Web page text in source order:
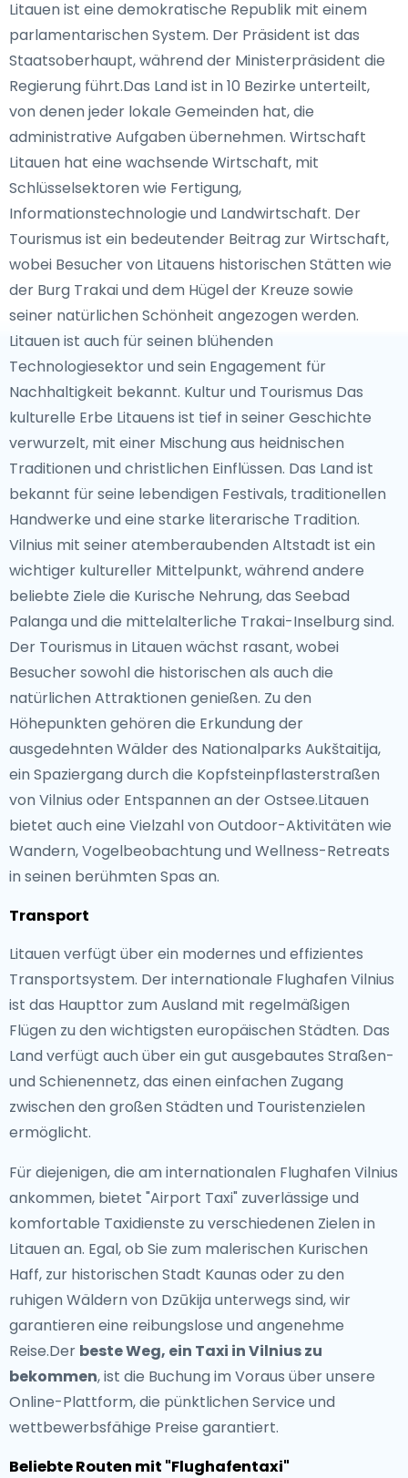
Litauen ist eine demokratische Republik mit einem
parlamentarischen System. Der Präsident ist das
Staatsoberhaupt, während der Ministerpräsident die
Regierung führt.Das Land ist in 10 Bezirke unterteilt,
von denen jeder lokale Gemeinden hat, die
administrative Aufgaben übernehmen. Wirtschaft
Litauen hat eine wachsende Wirtschaft, mit
Schlüsselsektoren wie Fertigung,
Informationstechnologie und Landwirtschaft. Der
Tourismus ist ein bedeutender Beitrag zur Wirtschaft,
wobei Besucher von Litauens historischen Stätten wie
der Burg Trakai und dem Hügel der Kreuze sowie
seiner natürlichen Schönheit angezogen werden.
Litauen ist auch für seinen blühenden
Technologiesektor und sein Engagement für
Nachhaltigkeit bekannt. Kultur und Tourismus Das
kulturelle Erbe Litauens ist tief in seiner Geschichte
verwurzelt, mit einer Mischung aus heidnischen
Traditionen und christlichen Einflüssen. Das Land ist
bekannt für seine lebendigen Festivals, traditionellen
Handwerke und eine starke literarische Tradition.
Vilnius mit seiner atemberaubenden Altstadt ist ein
wichtiger kultureller Mittelpunkt, während andere
beliebte Ziele die Kurische Nehrung, das Seebad
Palanga und die mittelalterliche Trakai-Inselburg sind.
Der Tourismus in Litauen wächst rasant, wobei
Besucher sowohl die historischen als auch die
natürlichen Attraktionen genießen. Zu den
Höhepunkten gehören die Erkundung der
ausgedehnten Wälder des Nationalparks Aukštaitija,
ein Spaziergang durch die Kopfsteinpflasterstraßen
von Vilnius oder Entspannen an der Ostsee.Litauen
bietet auch eine Vielzahl von Outdoor-Aktivitäten wie
Wandern, Vogelbeobachtung und Wellness-Retreats
in seinen berühmten Spas an.
Transport
Litauen verfügt über ein modernes und effizientes
Transportsystem. Der internationale Flughafen Vilnius
ist das Haupttor zum Ausland mit regelmäßigen
Flügen zu den wichtigsten europäischen Städten. Das
Land verfügt auch über ein gut ausgebautes Straßen-
und Schienennetz, das einen einfachen Zugang
zwischen den großen Städten und Touristenzielen
ermöglicht.
Für diejenigen, die am internationalen Flughafen Vilnius
ankommen, bietet "Airport Taxi" zuverlässige und
komfortable Taxidienste zu verschiedenen Zielen in
Litauen an. Egal, ob Sie zum malerischen Kurischen
Haff, zur historischen Stadt Kaunas oder zu den
ruhigen Wäldern von Dzūkija unterwegs sind, wir
garantieren eine reibungslose und angenehme
Reise.Der beste Weg, ein Taxi in Vilnius zu
bekommen, ist die Buchung im Voraus über unsere
Online-Plattform, die pünktlichen Service und
wettbewerbsfähige Preise garantiert.
Beliebte Routen mit "Flughafentaxi"